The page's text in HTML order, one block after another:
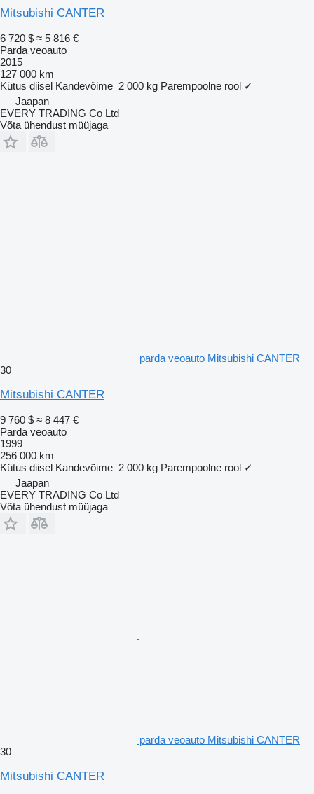
Mitsubishi CANTER
6 720 $ ≈ 5 816 €
Parda veoauto
2015
127 000 km
Kütus diisel Kandevõime 2 000 kg Parempoolne rool ✓
Jaapan
EVERY TRADING Co Ltd
Võta ühendust müüjaga
parda veoauto Mitsubishi CANTER
30
Mitsubishi CANTER
9 760 $ ≈ 8 447 €
Parda veoauto
1999
256 000 km
Kütus diisel Kandevõime 2 000 kg Parempoolne rool ✓
Jaapan
EVERY TRADING Co Ltd
Võta ühendust müüjaga
parda veoauto Mitsubishi CANTER
30
Mitsubishi CANTER